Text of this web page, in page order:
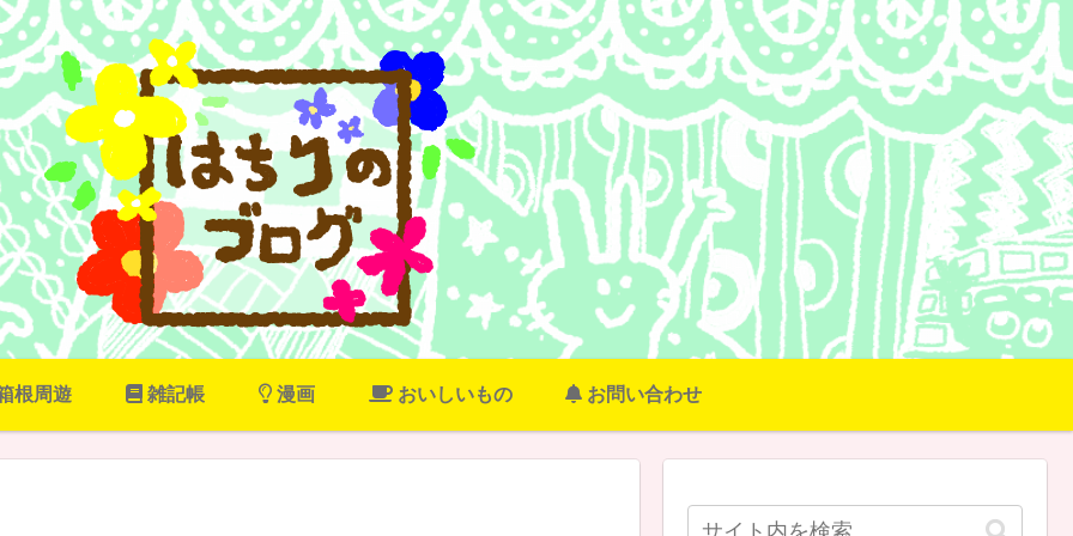
根周遊 雑記帳 漫画 おいしいもの お問い合わせ